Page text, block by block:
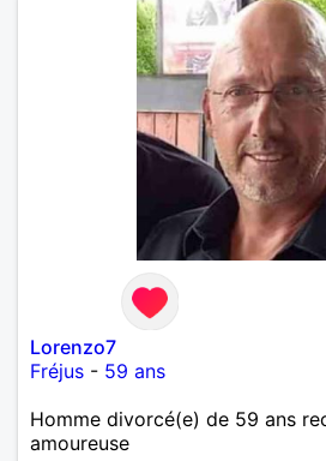
pense en tout cas 😂)
Lorenzo7
Fréjus - 59 ans
Homme divorcé(e) de 59 ans
amoureuse